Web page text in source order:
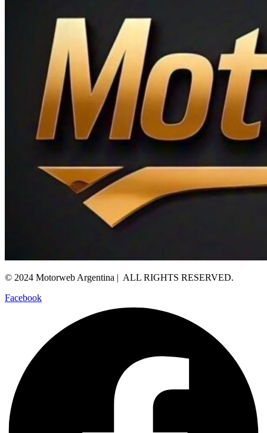
© 2024 Motorweb Argentina | ALL RIGHTS RESERVED.
Facebook